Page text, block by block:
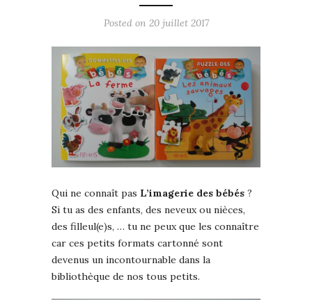
Posted on 20 juillet 2017
Qui ne connaît pas L’imagerie des bébés ?
Si tu as des enfants, des neveux ou nièces,
des filleul(e)s, … tu ne peux que les connaître
car ces petits formats cartonné sont
devenus un incontournable dans la
bibliothèque de nos tous petits.